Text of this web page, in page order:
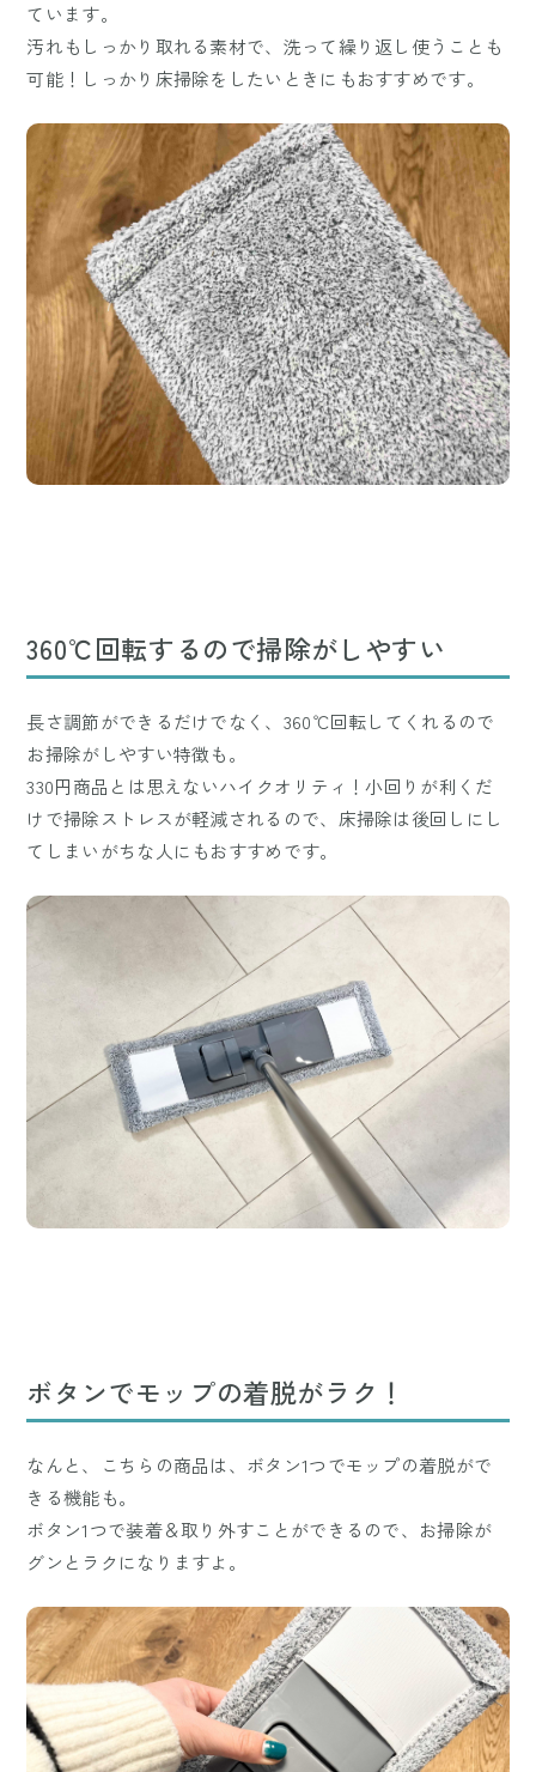
ています。
汚れもしっかり取れる素材で、洗って繰り返し使うことも
可能！しっかり床掃除をしたいときにもおすすめです。
360℃回転するので掃除がしやすい
長さ調節ができるだけでなく、360℃回転してくれるので
お掃除がしやすい特徴も。
330円商品とは思えないハイクオリティ！小回りが利くだ
けで掃除ストレスが軽減されるので、床掃除は後回しにし
てしまいがちな人にもおすすめです。
ボタンでモップの着脱がラク！
なんと、こちらの商品は、ボタン1つでモップの着脱がで
きる機能も。
ボタン1つで装着＆取り外すことができるので、お掃除が
グンとラクになりますよ。